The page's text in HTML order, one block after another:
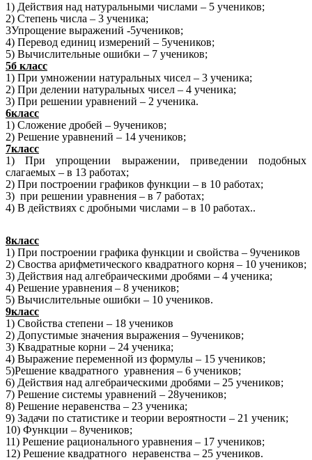
1) Действия над натуральными числами – 5 учеников;
2) Степень числа – 3 ученика;
3Упрощение выражений -5учеников;
4) Перевод единиц измерений – 5учеников;
5) Вычислительные ошибки – 7 учеников;
5б класс
1) При умножении натуральных чисел – 3 ученика;
2) При делении натуральных чисел – 4 ученика;
3) При решении уравнений – 2 ученика.
6класс
1) Сложение дробей – 9учеников;
2) Решение уравнений – 14 учеников;
7класс
1) При упрощении выражении, приведении подобных
слагаемых – в 13 работах;
2) При построении графиков функции – в 10 работах;
3) при решении уравнения – в 7 работах;
4) В действиях с дробными числами – в 10 работах..
8класс
1) При построении графика функции и свойства – 9учеников
2) Своства арифметического квадратного корня – 10 учеников;
3) Действия над алгебраическими дробями – 4 ученика;
4) Решение уравнения – 8 учеников;
5) Вычислительные ошибки – 10 учеников.
9класс
1) Свойства степени – 18 учеников
2) Допустимые значения выражения – 9учеников;
3) Квадратные корни – 24 ученика;
4) Выражение переменной из формулы – 15 учеников;
5)Решение квадратного уравнения – 6 учеников;
6) Действия над алгебраическими дробями – 25 учеников;
7) Решение системы уравнений – 28учеников;
8) Решение неравенства – 23 ученика;
9) Задачи по статистике и теории вероятности – 21 ученик;
10) Функции – 8учеников;
11) Решение рационального уравнения – 17 учеников;
12) Решение квадратного неравенства – 25 учеников.